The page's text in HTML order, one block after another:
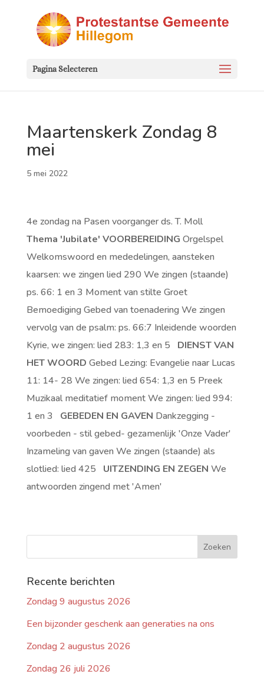
Pagina Selecteren
Maartenskerk Zondag 8
mei
5 mei 2022
4e zondag na Pasen voorganger ds. T. Moll
Thema 'Jubilate' VOORBEREIDING Orgelspel
Welkomswoord en mededelingen, aansteken
kaarsen: we zingen lied 290 We zingen (staande)
ps. 66: 1 en 3 Moment van stilte Groet
Bemoediging Gebed van toenadering We zingen
vervolg van de psalm: ps. 66:7 Inleidende woorden
Kyrie, we zingen: lied 283: 1,3 en 5 DIENST VAN
HET WOORD Gebed Lezing: Evangelie naar Lucas
11: 14- 28 We zingen: lied 654: 1,3 en 5 Preek
Muzikaal meditatief moment We zingen: lied 994:
1 en 3 GEBEDEN EN GAVEN Dankzegging -
voorbeden - stil gebed- gezamenlijk 'Onze Vader'
Inzameling van gaven We zingen (staande) als
slotlied: lied 425 UITZENDING EN ZEGEN We
antwoorden zingend met 'Amen'
Recente berichten
Zondag 9 augustus 2026
Een bijzonder geschenk aan generaties na ons
Zondag 2 augustus 2026
Zondag 26 juli 2026